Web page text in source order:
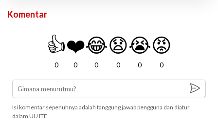
Komentar
👍
0
❤️
0
😂
0
😧
0
😭
0
😡
0
Isi komentar sepenuhnya adalah tanggung jawab pengguna dan diatur
dalam UU ITE